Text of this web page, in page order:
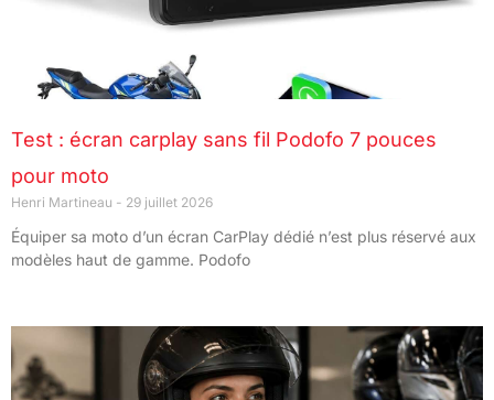
Test : écran carplay sans fil Podofo 7 pouces
pour moto
Henri Martineau 29 juillet 2026
Équiper sa moto d’un écran CarPlay dédié n’est plus réservé aux
modèles haut de gamme. Podofo